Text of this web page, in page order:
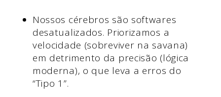
Nossos cérebros são softwares
desatualizados. Priorizamos a
velocidade (sobreviver na savana)
em detrimento da precisão (lógica
moderna), o que leva a erros do
“Tipo 1”.